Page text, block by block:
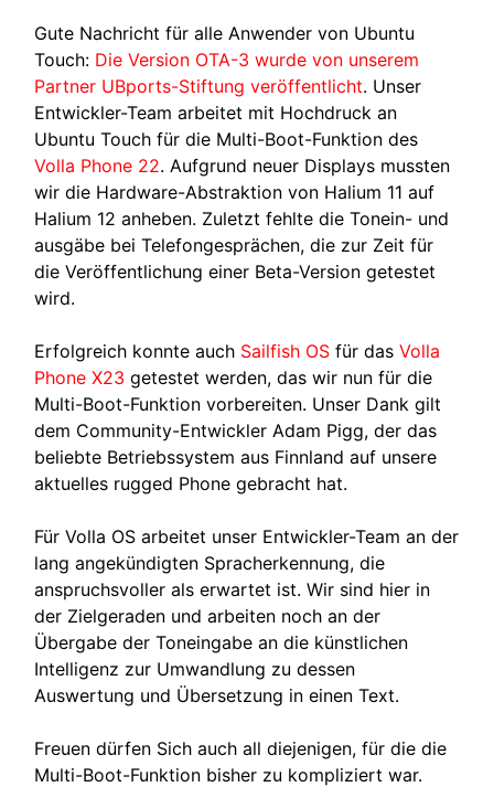
Gute Nachricht für alle Anwender von Ubuntu
Touch: Die Version OTA-3 wurde von unserem
Partner UBports-Stiftung veröffentlicht. Unser
Entwickler-Team arbeitet mit Hochdruck an
Ubuntu Touch für die Multi-Boot-Funktion des
Volla Phone 22. Aufgrund neuer Displays mussten
wir die Hardware-Abstraktion von Halium 11 auf
Halium 12 anheben. Zuletzt fehlte die Tonein- und
ausgäbe bei Telefongesprächen, die zur Zeit für
die Veröffentlichung einer Beta-Version getestet
wird.
Erfolgreich konnte auch Sailfish OS für dasVolla
Phone X23 getestet werden, das wir nun für die
Multi-Boot-Funktion vorbereiten. Unser Dank gilt
dem Community-Entwickler Adam Pigg, der das
beliebte Betriebssystem aus Finnland auf unsere
aktuelles rugged Phone gebracht hat.
Für Volla OS arbeitet unser Entwickler-Team an der
lang angekündigten Spracherkennung, die
anspruchsvoller als erwartet ist. Wir sind hier in
der Zielgeraden und arbeiten noch an der
Übergabe der Toneingabe an die künstlichen
Intelligenz zur Umwandlung zu dessen
Auswertung und Übersetzung in einen Text.
Freuen dürfen Sich auch all diejenigen, für die die
Multi-Boot-Funktion bisher zu kompliziert war.